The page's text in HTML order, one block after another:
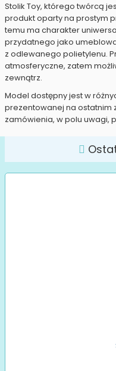
Stolik Toy, którego twórcą
produkt oparty na prostym
temu ma charakter
przydatnego jako
z odlewanego polietylenu.
atmosferyczne, zatem
zewnątrz.
Model dostępny jest w
prezentowanej na ostatnim
zamówienia, w polu uwagi,